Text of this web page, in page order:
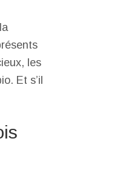
les
Et s’il